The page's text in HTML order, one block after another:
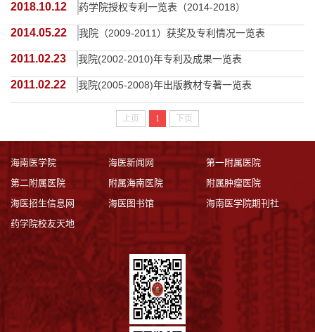
2018.10.12 药学院授权专利一览表（2014-2018）
2014.05.22 我院（2009-2011）获奖及专利情况一览表
2011.02.23 我院(2002-2010)年专利及成果一览表
2011.02.22 我院(2005-2008)年出版教材专著一览表
上页 1 下页
海南医学院 海医新闻网
第一附属医院
第二附属医院
附属海南医院
附属肿瘤医院
海医招生信息网
海医图书馆
海南医学院期刊社
药学院校友天地